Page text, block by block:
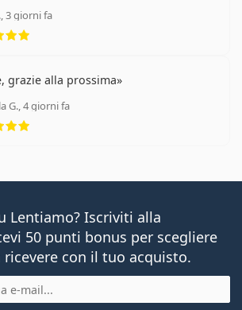
3 giorni fa
grazie alla prossima
G., 4 giorni fa
valutazione 5 di 5
Lentiamo? Iscriviti alla
50 punti bonus per scegliere
con il tuo acquisto.